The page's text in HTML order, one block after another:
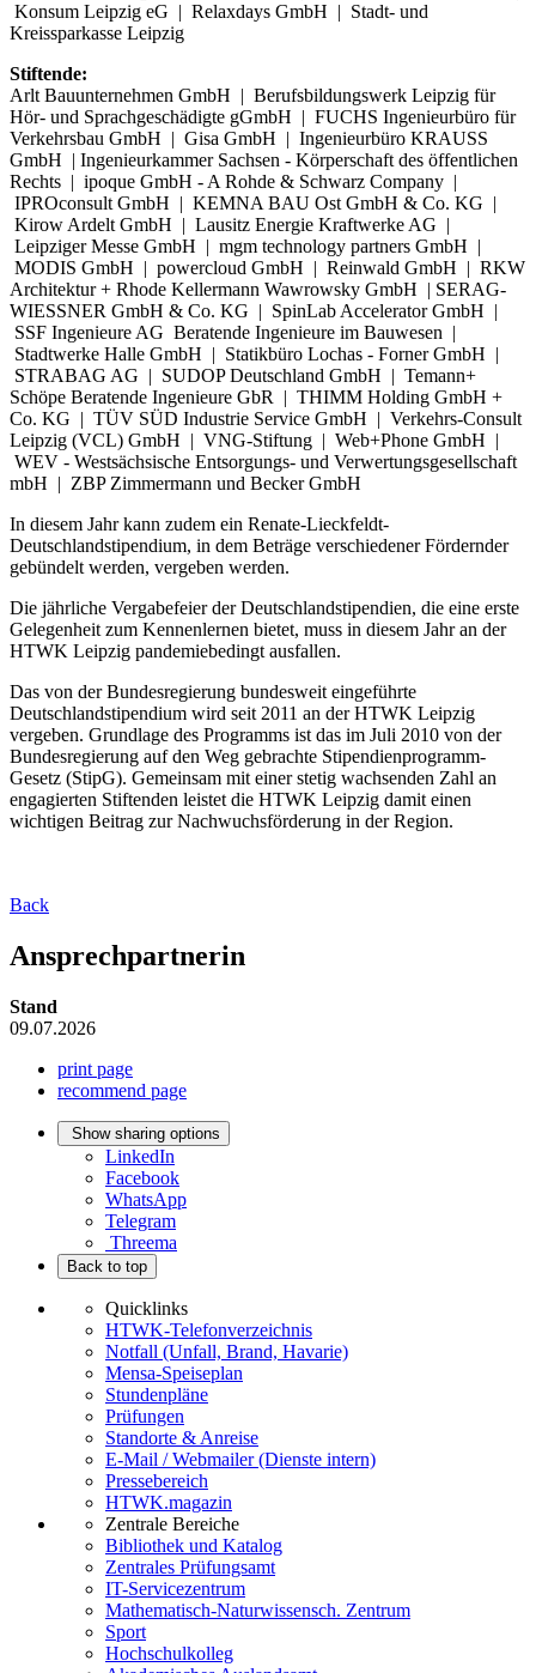
Konsum Leipzig eG | Relaxdays GmbH | Stadt- und
Kreissparkasse Leipzig
Stiftende:
Arlt Bauunternehmen GmbH | Berufsbildungswerk Leipzig für
Hör- und Sprachgeschädigte gGmbH | FUCHS Ingenieurbüro für
Verkehrsbau GmbH | Gisa GmbH | Ingenieurbüro KRAUSS
GmbH | Ingenieurkammer Sachsen - Körperschaft des öffentlichen
Rechts | ipoque GmbH - A Rohde & Schwarz Company |
IPROconsult GmbH | KEMNA BAU Ost GmbH & Co. KG |
Kirow Ardelt GmbH | Lausitz Energie Kraftwerke AG |
Leipziger Messe GmbH | mgm technology partners GmbH |
MODIS GmbH | powercloud GmbH | Reinwald GmbH | RKW
Architektur + Rhode Kellermann Wawrowsky GmbH | SERAG-
WIESSNER GmbH & Co. KG | SpinLab Accelerator GmbH |
SSF Ingenieure AG Beratende Ingenieure im Bauwesen |
Stadtwerke Halle GmbH | Statikbüro Lochas - Forner GmbH |
STRABAG AG | SUDOP Deutschland GmbH | Temann+
Schöpe Beratende Ingenieure GbR | THIMM Holding GmbH +
Co. KG | TÜV SÜD Industrie Service GmbH | Verkehrs-Consult
Leipzig (VCL) GmbH | VNG-Stiftung | Web+Phone GmbH |
WEV - Westsächsische Entsorgungs- und Verwertungsgesellschaft
mbH | ZBP Zimmermann und Becker GmbH
In diesem Jahr kann zudem ein Renate-Lieckfeldt-
Deutschlandstipendium, in dem Beträge verschiedener Fördernder
gebündelt werden, vergeben werden.
Die jährliche Vergabefeier der Deutschlandstipendien, die eine erste
Gelegenheit zum Kennenlernen bietet, muss in diesem Jahr an der
HTWK Leipzig pandemiebedingt ausfallen.
Das von der Bundesregierung bundesweit eingeführte
Deutschlandstipendium wird seit 2011 an der HTWK Leipzig
vergeben. Grundlage des Programms ist das im Juli 2010 von der
Bundesregierung auf den Weg gebrachte Stipendienprogramm-
Gesetz (StipG). Gemeinsam mit einer stetig wachsenden Zahl an
engagierten Stiftenden leistet die HTWK Leipzig damit einen
wichtigen Beitrag zur Nachwuchsförderung in der Region.
Back
Ansprechpartnerin
Stand
09.07.2026
print page
recommend page
Show sharing options
LinkedIn
Facebook
WhatsApp
Telegram
Threema
Back to top
Quicklinks
HTWK-Telefonverzeichnis
Notfall (Unfall, Brand, Havarie)
Mensa-Speiseplan
Stundenpläne
Prüfungen
Standorte & Anreise
E-Mail / Webmailer (Dienste intern)
Pressebereich
HTWK.magazin
Zentrale Bereiche
Bibliothek und Katalog
Zentrales Prüfungsamt
IT-Servicezentrum
Mathematisch-Naturwissensch. Zentrum
Sport
Hochschulkolleg